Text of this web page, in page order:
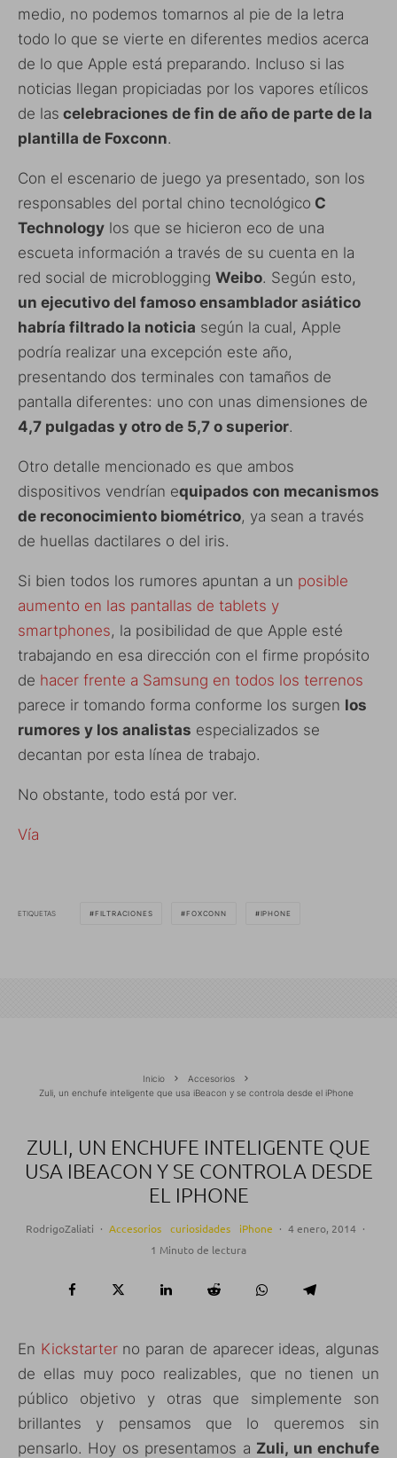
medio, no podemos tomarnos al pie de la letra
todo lo que se vierte en diferentes medios acerca
de lo que Apple está preparando. Incluso si las
noticias llegan propiciadas por los vapores etílicos
de las celebraciones de fin de año de parte de la
plantilla de Foxconn.
Con el escenario de juego ya presentado, son los
responsables del portal chino tecnológico C
Technology los que se hicieron eco de una
escueta información a través de su cuenta en la
red social de microblogging Weibo. Según esto,
un ejecutivo del famoso ensamblador asiático
habría filtrado la noticia según la cual, Apple
podría realizar una excepción este año,
presentando dos terminales con tamaños de
pantalla diferentes: uno con unas dimensiones de
4,7 pulgadas y otro de 5,7 o superior.
Otro detalle mencionado es que ambos
dispositivos vendrían equipados con mecanismos
de reconocimiento biométrico, ya sean a través
de huellas dactilares o del iris.
Si bien todos los rumores apuntan a un posible
aumento en las pantallas de tablets y
smartphones, la posibilidad de que Apple esté
trabajando en esa dirección con el firme propósito
de hacer frente a Samsung en todos los terrenos
parece ir tomando forma conforme los surgen los
rumores y los analistas especializados se
decantan por esta línea de trabajo.
No obstante, todo está por ver.
Vía
ETIQUETAS FILTRACIONES FOXCONN IPHONE
Inicio
Accesorios
Zuli, un enchufe inteligente que usa iBeacon y se controla desde el iPhone
ZULI, UN ENCHUFE INTELIGENTE QUE
USA IBEACON Y SE CONTROLA DESDE
EL IPHONE
RodrigoZaliati · Accesorios curiosidades iPhone · 4 enero, 2014 ·
1 Minuto de lectura
En Kickstarterno paran de aparecer ideas, algunas
de ellas muy poco realizables, que no tienen un
público objetivo y otras que simplemente son
brillantes y pensamos que lo queremos sin
pensarlo. Hoy os presentamos a Zuli, un enchufe